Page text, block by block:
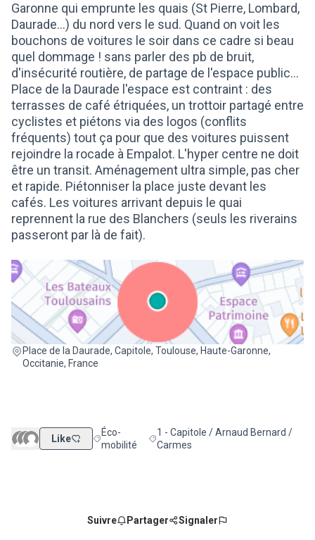
Garonne qui emprunte les quais (St Pierre, Lombard,
Daurade...) du nord vers le sud. Quand on voit les
bouchons de voitures le soir dans ce cadre si beau
quel dommage ! sans parler des pb de bruit,
d'insécurité routière, de partage de l'espace public...
Place de la Daurade l'espace est contraint : des
terrasses de café étriquées, un trottoir partagé entre
cyclistes et piétons via des logos (conflits
fréquents) tout ça pour que des voitures puissent
rejoindre la rocade à Empalot. L'hyper centre ne doit
être un transit. Aménagement ultra simple, pas cher
et rapide. Piétonniser la place juste devant les
cafés. Les voitures arrivant depuis le quai
reprennent la rue des Blanchers (seuls les riverains
passeront par là de fait).
Place de la Daurade, Capitole, Toulouse, Haute-Garonne,
Occitanie, France
(Lien externe)
Like Filtrer les résultats de la catégorie : Éco-mobilité
Éco-
mobilité
Filtrer les résultats pour le secteur :
1 - Capitole / Arnaud Bernard /
Carmes
Suivre Partager Signaler